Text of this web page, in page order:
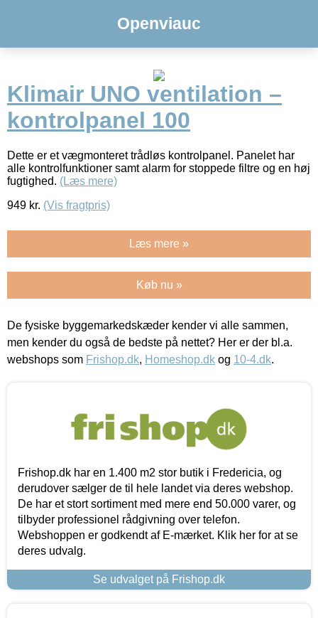
Openviauc
Klimair UNO ventilation –
kontrolpanel 100
Dette er et vægmonteret trådløs kontrolpanel. Panelet har
alle kontrolfunktioner samt alarm for stoppede filtre og en høj
fugtighed. (Læs mere)
949 kr. (Vis fragtpris)
Læs mere »
Køb nu »
De fysiske byggemarkedskæder kender vi alle sammen,
men kender du også de bedste på nettet? Her er der bl.a.
webshops som Frishop.dk, Homeshop.dk og 10-4.dk.
Frishop.dk har en 1.400 m2 stor butik i Fredericia, og
derudover sælger de til hele landet via deres webshop.
De har et stort sortiment med mere end 50.000 varer, og
tilbyder professionel rådgivning over telefon.
Webshoppen er godkendt af E-mærket. Klik her for at se
deres udvalg.
Se udvalget på Frishop.dk